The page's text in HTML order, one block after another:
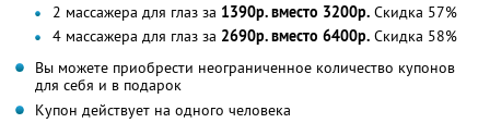
2 массажера для глаз за 1390р. вместо 3200р. Скидка 57%
4 массажера для глаз за 2690р. вместо 6400р. Скидка 58%
Вы можете приобрести неограниченное количество купонов
для себя и в подарок
Купон действует на одного человека